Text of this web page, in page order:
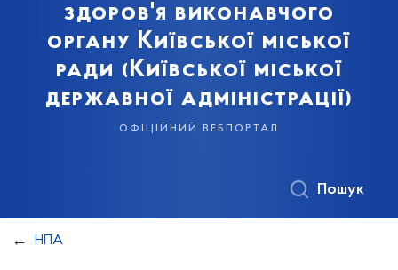
здоров'я виконавчого
органу Київської міської
ради (Київської міської
державної адміністрації)
офіційний вебпортал
Пошук
НПА